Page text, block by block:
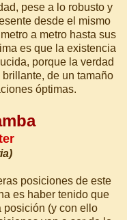
pese a lo robusto y
desde el mismo
a metro hasta sus
es que la existencia
porque la verdad
de un tamaño
óptimas.
posiciones de este
es haber tenido que
posición (y con ello